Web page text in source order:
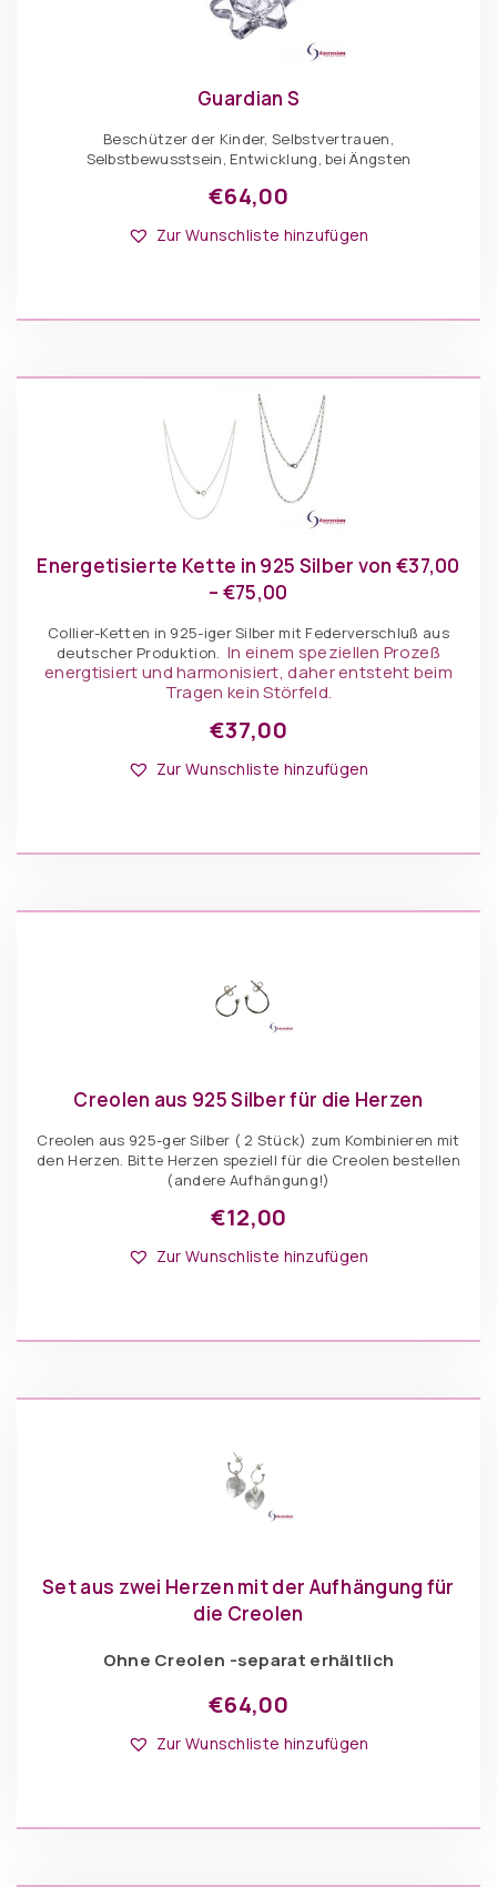
Guardian S
Beschützer der Kinder, Selbstvertrauen,
Selbstbewusstsein, Entwicklung, bei Ängsten
€64,00
Zur Wunschliste hinzufügen
Energetisierte Kette in 925 Silber von €37,00
– €75,00
Collier-Ketten in 925-iger Silber mit Federverschluß aus
deutscher Produktion.In einem speziellen Prozeß
energtisiert und harmonisiert, daher entsteht beim
Tragen kein Störfeld.
€37,00
IN DEN WARENKORB
Dieses
Produkt
weist
Die
der
Zur Wunschliste hinzufügen
Creolen aus 925 Silber für die Herzen
Creolen aus 925-ger Silber ( 2 Stück) zum Kombinieren mit
den Herzen. Bitte Herzen speziell für die Creolen bestellen
(andere Aufhängung!)
€12,00
Zur Wunschliste hinzufügen
Set aus zwei Herzen mit der Aufhängung für
die Creolen
Ohne Creolen -separat erhältlich
€64,00
IN DEN WARENKORB
Dieses
Produkt
weist
Die
Zur Wunschliste hinzufügen